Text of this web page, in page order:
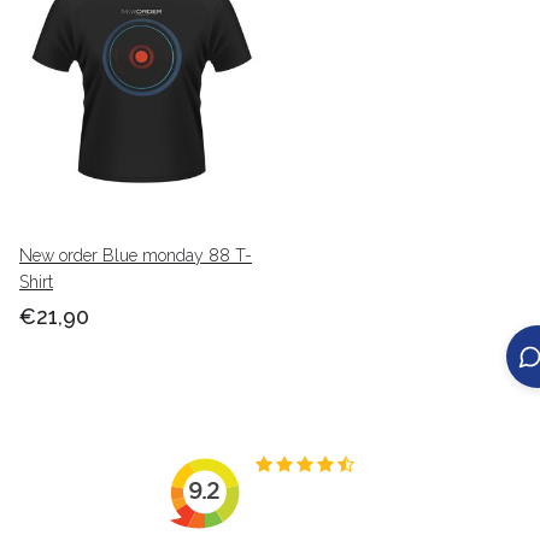
New order Blue monday 88 T-
Shirt
€21,90